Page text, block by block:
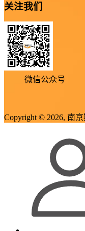
关注我们
微信公众号
Copyright © 2026, 南